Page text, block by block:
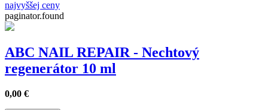
najvyššej ceny
paginator.found
ABC NAIL REPAIR - Nechtový
regenerátor 10 ml
0,00 €